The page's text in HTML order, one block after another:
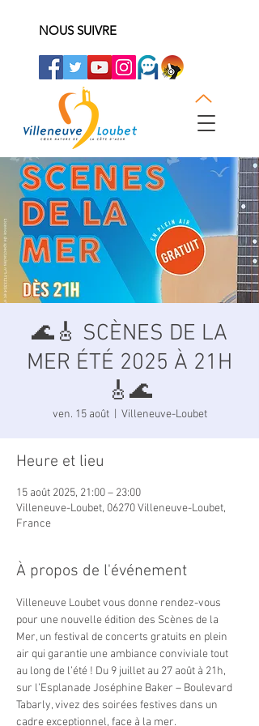
NOUS SUIVRE
🌊🎸 SCÈNES DE LA
MER ÉTÉ 2025 À 21H
🎸🌊
ven. 15 août
  |
Villeneuve-Loubet
Heure et lieu
15 août 2025, 21:00 – 23:00
Villeneuve-Loubet, 06270 Villeneuve-Loubet,
France
À propos de l'événement
Villeneuve Loubet vous donne rendez-vous
pour une nouvelle édition des Scènes de la
Mer, un festival de concerts gratuits en plein
air qui garantie une ambiance conviviale tout
au long de l’été ! Du 9 juillet au 27 août à 21h,
sur l’Esplanade Joséphine Baker – Boulevard
Tabarly, vivez des soirées festives dans un
cadre exceptionnel, face à la mer.